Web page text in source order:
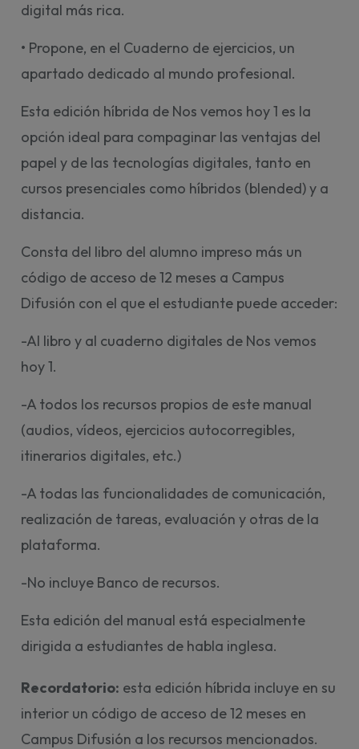
digital más rica.
• Propone, en el Cuaderno de ejercicios, un
apartado dedicado al mundo profesional.
Esta edición híbrida de Nos vemos hoy 1 es la
opción ideal para compaginar las ventajas del
papel y de las tecnologías digitales, tanto en
cursos presenciales como híbridos (blended) y a
distancia.
Consta del libro del alumno impreso más un
código de acceso de 12 meses a Campus
Difusión con el que el estudiante puede acceder:
-Al libro y al cuaderno digitales de Nos vemos
hoy 1.
-A todos los recursos propios de este manual
(audios, vídeos, ejercicios autocorregibles,
itinerarios digitales, etc.)
-A todas las funcionalidades de comunicación,
realización de tareas, evaluación y otras de la
plataforma.
-No incluye Banco de recursos.
Esta edición del manual está especialmente
dirigida a estudiantes de habla inglesa.
Recordatorio: esta edición híbrida incluye en su
interior un código de acceso de 12 meses en
Campus Difusión a los recursos mencionados.